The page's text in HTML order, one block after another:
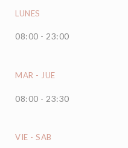
LUNES
08:00 - 23:00
MAR - JUE
08:00 - 23:30
VIE - SAB